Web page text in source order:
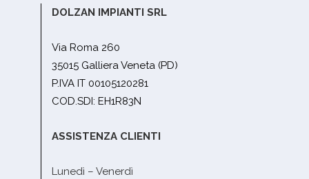
DOLZAN IMPIANTI SRL
Via Roma 260
35015 Galliera Veneta (PD)
P.IVA IT 00105120281
COD.SDI: EH1R83N
ASSISTENZA CLIENTI
Lunedì – Venerdì